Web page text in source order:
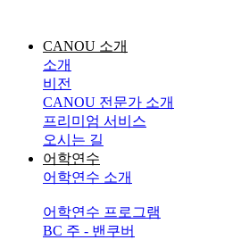
CANOU 소개
소개
비전
CANOU 전문가 소개
프리미엄 서비스
오시는 길
어학연수
어학연수 소개
어학연수 프로그램
BC 주 - 밴쿠버